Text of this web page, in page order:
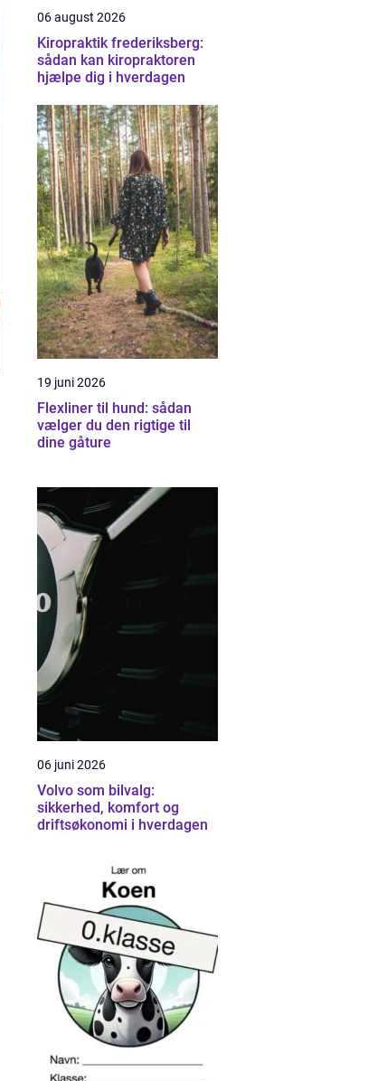
06 august 2026
Kiropraktik frederiksberg:
sådan kan kiropraktoren
hjælpe dig i hverdagen
19 juni 2026
Flexliner til hund: sådan
vælger du den rigtige til
dine gåture
06 juni 2026
Volvo som bilvalg:
sikkerhed, komfort og
driftsøkonomi i hverdagen